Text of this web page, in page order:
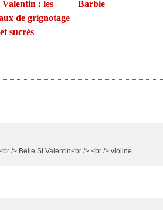
Valentin : les
de grignotage
sucrés
Barbie
/> Belle St Valentin<br /> <br /> violine